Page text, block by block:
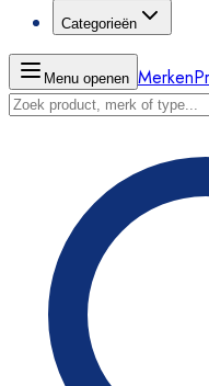
Categorieën
Menu openen Merken